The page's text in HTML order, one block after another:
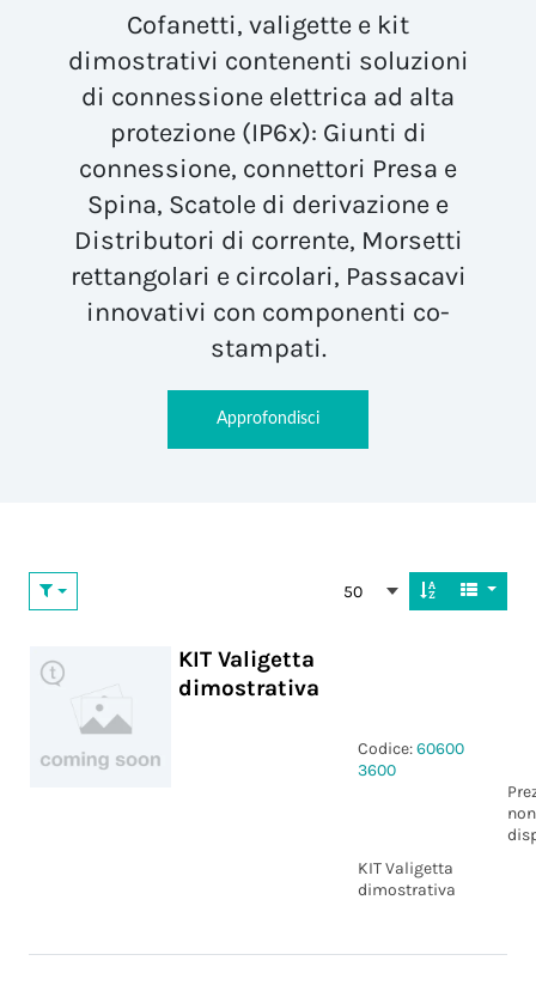
Cofanetti, valigette e kit
dimostrativi contenenti soluzioni
di connessione elettrica ad alta
protezione (IP6x): Giunti di
connessione, connettori Presa e
Spina, Scatole di derivazione e
Distributori di corrente, Morsetti
rettangolari e circolari, Passacavi
innovativi con componenti co-
stampati.
Approfondisci
50
KIT Valigetta
dimostrativa
Codice:60600
3600
non
KIT Valigetta
dimostrativa